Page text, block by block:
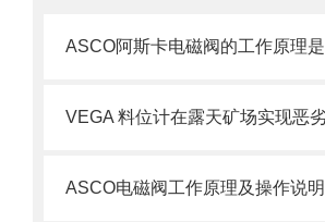
ASCO阿斯卡电磁阀的工作原理
ASCO电磁阀工作原理及操作说明